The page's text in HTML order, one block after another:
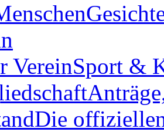
VereinSport &
Die